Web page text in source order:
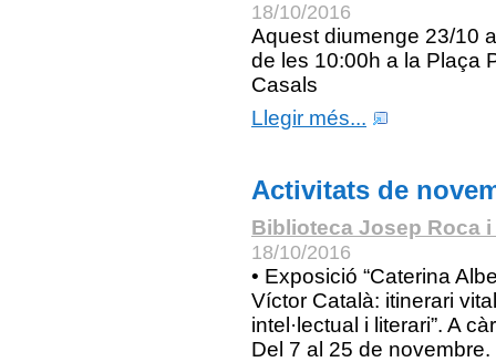
18/10/2016
Aquest diumenge 23/10
de les 10:00h a la Plaça
Casals
Llegir més...
Activitats de
Biblioteca Josep Roca
18/10/2016
• Exposició “Caterina
Víctor Català: itinerari
intel·lectual i literari”. A
Del 7 al 25 de novembre.